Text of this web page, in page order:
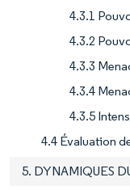
4.3.1
4.3.2
4.3.3
4.3.4
4.3.5
4.4 Évaluation
5. DYNAMIQUES